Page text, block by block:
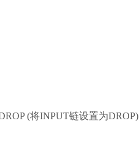
(将INPUT链设置为DROP)